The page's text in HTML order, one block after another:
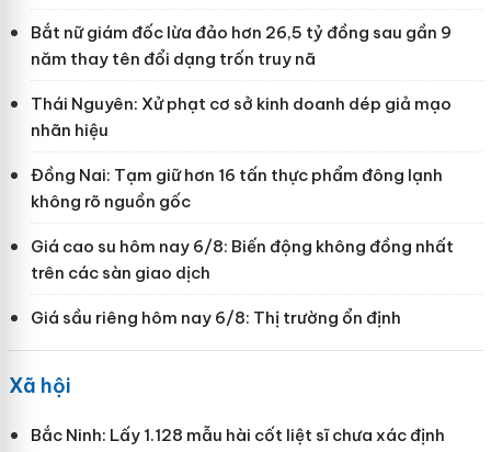
Bắt nữ giám đốc lừa đảo hơn 26,5 tỷ đồng sau gần 9
năm thay tên đổi dạng trốn truy nã
Thái Nguyên: Xử phạt cơ sở kinh doanh dép giả mạo
nhãn hiệu
Đồng Nai: Tạm giữ hơn 16 tấn thực phẩm đông lạnh
không rõ nguồn gốc
Giá cao su hôm nay 6/8: Biến động không đồng nhất
trên các sàn giao dịch
Giá sầu riêng hôm nay 6/8: Thị trường ổn định
Xã hội
Bắc Ninh: Lấy 1.128 mẫu hài cốt liệt sĩ chưa xác định